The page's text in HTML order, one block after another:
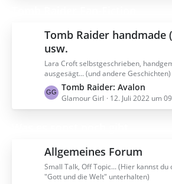
ä
g
e
e
B
e
i
t
r
ä
g
Tomb Raider handmade
usw.
Lara Croft selbstgeschrieben,
ausgesägt... (und andere Geschichten)
L
e
t
e
B
e
Tomb Raider: Avalon
Glamour Girl 12. Juli 2022 um
Allgemeines Forum
Small Talk, Off Topic... (Hier kannst
"Gott und die Welt" unterhalten)